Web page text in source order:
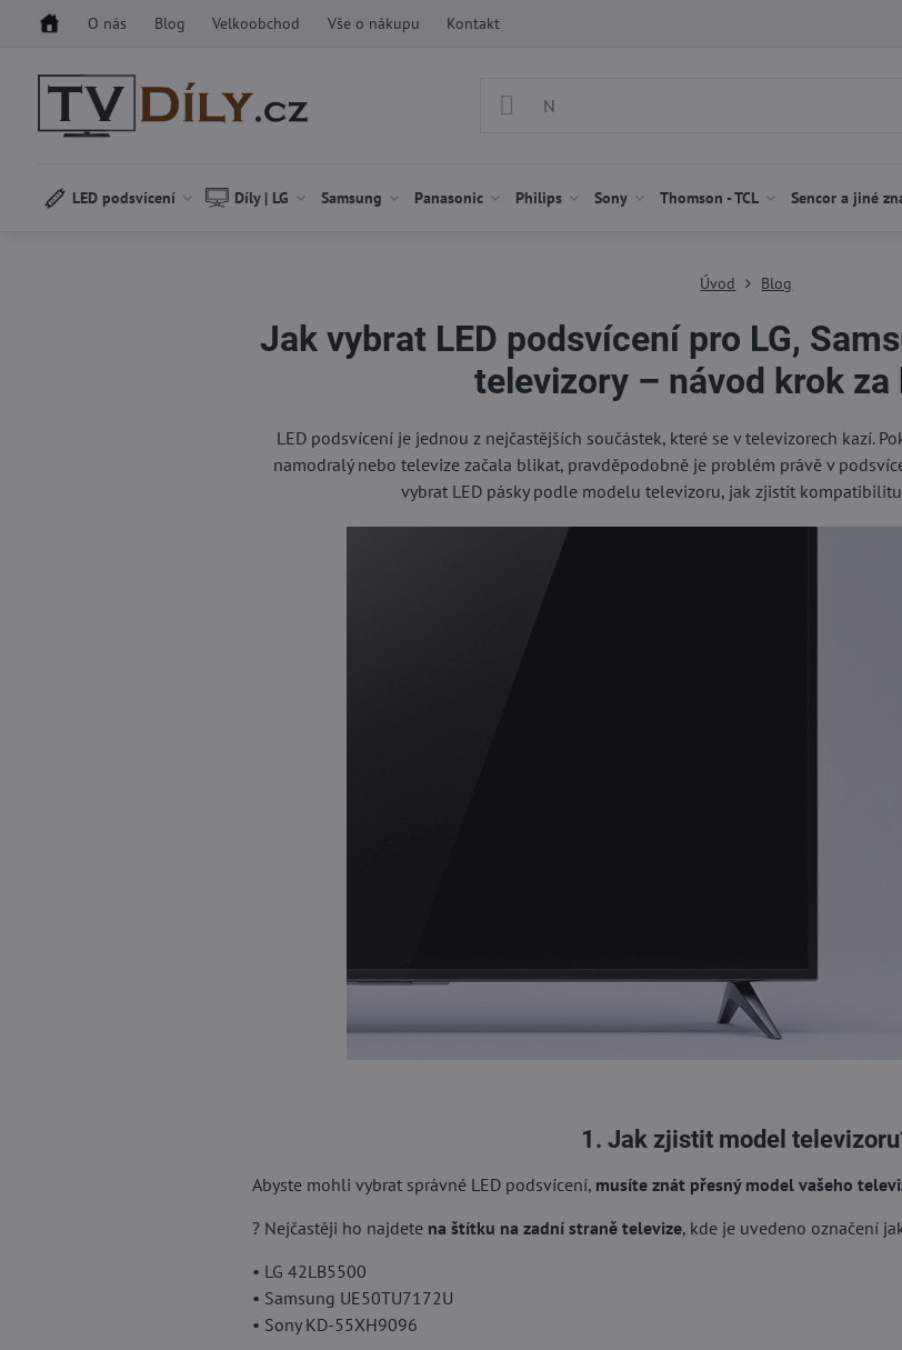
O nás Blog Velkoobchod Vše o nákupu Kontakt
LED podsvícení Díly | LG Samsung Panasonic Philips Sony Thomson - TCL Sencor a jiné
Úvod Blog
Jak vybrat LED podsvícení pro LG,
televizory – návod krok za
LED podsvícení je jednou z nejčastějších součástek, které se v televizorech kazí.
namodralý nebo televize začala blikat, pravděpodobně je problém právě v
vybrat LED pásky podle modelu televizoru, jak zjistit
1. Jak zjistit model
Abyste mohli vybrat správné LED podsvícení, musíte znát přesný model vašeho
? Nejčastěji ho najdete na štítku na zadní straně televize, kde je uvedeno označení
• LG 42LB5500
• Samsung UE50TU7172U
• Sony KD-55XH9096